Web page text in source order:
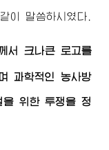
이 말씀하시였다.
서 크나큰 로고를
과학적인 농사방
을 위한 투쟁을 정